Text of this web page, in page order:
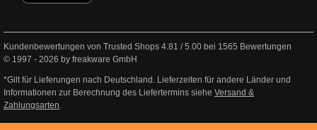
Kundenbewertungen von Trusted Shops 4.81 /5.00 bei 1565 Bewertungen
© 1997 - 2026 by freakware GmbH
*Gilt für Lieferungen nach Deutschland. Lieferzeiten für andere Länder und
Informationen zur Berechnung des Liefertermins siehe Versand &
Zahlungsarten